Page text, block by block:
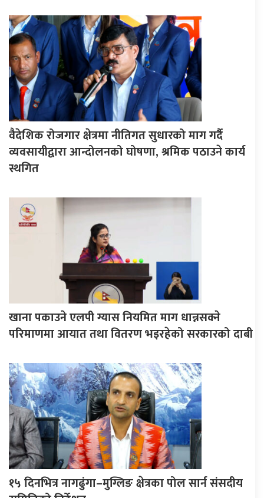
वैदेशिक रोजगार क्षेत्रमा नीतिगत सुधारको माग गर्दै
व्यवसायीद्वारा आन्दोलनको घोषणा, श्रमिक पठाउने कार्य
स्थगित
खाना पकाउने एलपी ग्यास नियमित माग धान्नसक्ने
परिमाणमा आयात तथा वितरण भइरहेको सरकारको दाबी
१५ दिनभित्र नागढुंगा–मुग्लिङ क्षेत्रका पोल सार्न संसदीय